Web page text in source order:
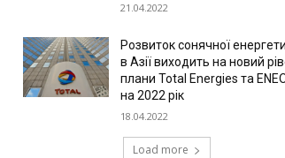
21.04.2022
Розвиток сонячної
в Азії виходить на новий
плани Total Energies та
на 2022 рік
18.04.2022
Load more